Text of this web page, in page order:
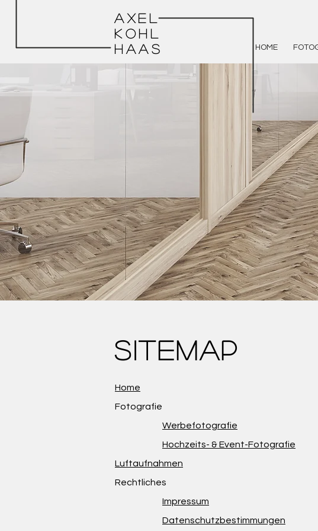
AXEL
KOHL
HAAS
HOME
SITEMAP
Home
Fotografie
Werbefotografie
Hochzeits- & Event-Fotografie
Luftaufnahmen
Rechtliches
Impressum
Datenschutzbestimmungen